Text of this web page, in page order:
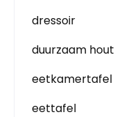
dressoir
duurzaam hout
eetkamertafel
eettafel